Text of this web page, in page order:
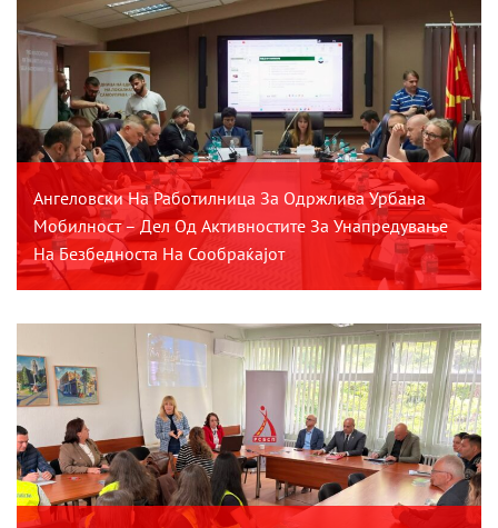
Ангеловски На Работилница За Одржлива Урбана
Мобилност – Дел Од Активностите За Унапредување
На Безбедноста На Сообраќајот